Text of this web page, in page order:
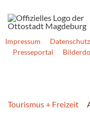
Impressum
Presseportal
Tourismus + Freizeit